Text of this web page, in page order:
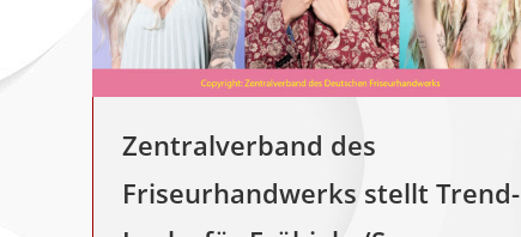
Zentralverband des
Friseurhandwerks stellt Trend-